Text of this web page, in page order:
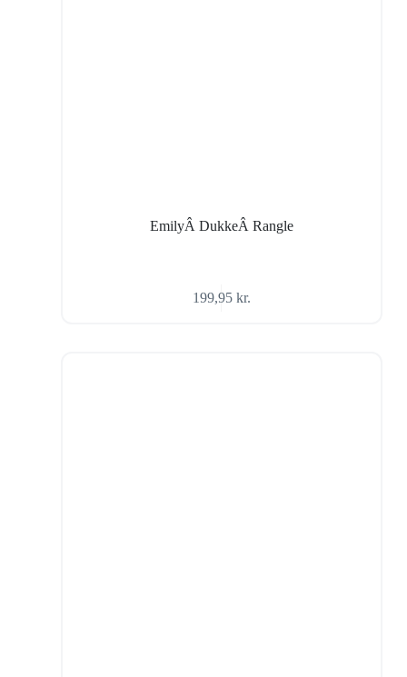
EmilyÂ DukkeÂ Rangle
199,95 kr.